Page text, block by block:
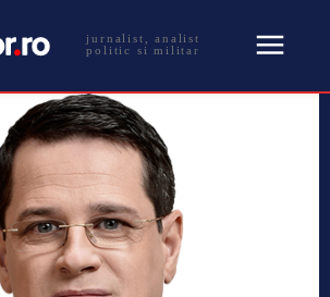
jurnalist, analist
politic si militar